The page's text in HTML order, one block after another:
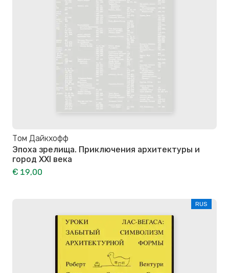
Том Дайкхофф
Эпоха зрелища. Приключения архитектуры и
город XXI века
€ 19,00
RUS